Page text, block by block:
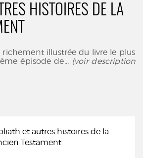
HISTOIRES DE LA
illustrée du livre le plus
épisode de... (voir description
et autres histoires de la
Testament